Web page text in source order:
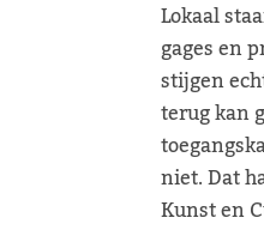
Lokaal
gages en
stijgen
terug kan
niet. Dat
Kunst en